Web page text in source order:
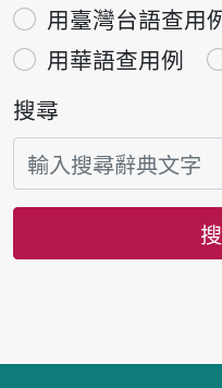
用臺灣台語查用
用華語查用例
搜尋